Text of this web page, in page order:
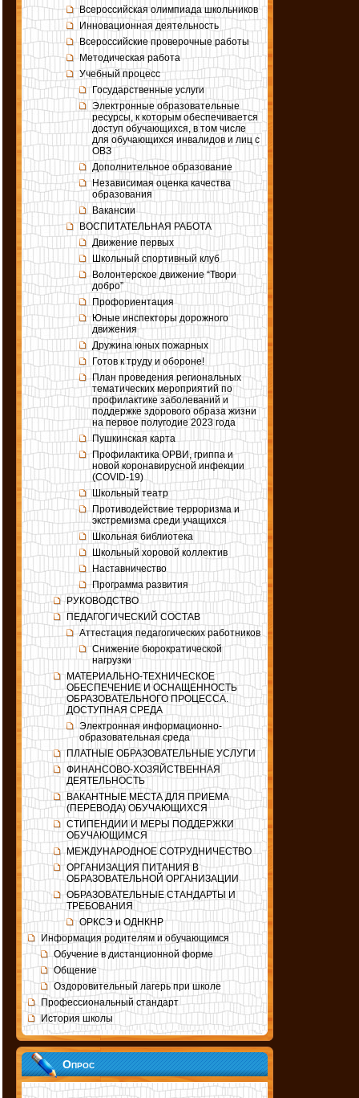
Всероссийская олимпиада школьников
Инновационная деятельность
Всероссийские проверочные работы
Методическая работа
Учебный процесс
Государственные услуги
Электронные образовательные
ресурсы, к которым обеспечивается
доступ обучающихся, в том числе
для обучающихся инвалидов и лиц с
ОВЗ
Дополнительное образование
Независимая оценка качества
образования
Вакансии
ВОСПИТАТЕЛЬНАЯ РАБОТА
Движение первых
Школьный спортивный клуб
Волонтерское движение “Твори
добро”
Профориентация
Юные инспекторы дорожного
движения
Дружина юных пожарных
Готов к труду и обороне!
План проведения региональных
тематических мероприятий по
профилактике заболеваний и
поддержке здорового образа жизни
на первое полугодие 2023 года
Пушкинская карта
Профилактика ОРВИ, гриппа и
новой коронавирусной инфекции
(COVID-19)
Школьный театр
Противодействие терроризма и
экстремизма среди учащихся
Школьная библиотека
Школьный хоровой коллектив
Наставничество
Программа развития
РУКОВОДСТВО
ПЕДАГОГИЧЕСКИЙ СОСТАВ
Аттестация педагогических работников
Снижение бюрократической
нагрузки
МАТЕРИАЛЬНО-ТЕХНИЧЕСКОЕ
ОБЕСПЕЧЕНИЕ И ОСНАЩЕННОСТЬ
ОБРАЗОВАТЕЛЬНОГО ПРОЦЕССА.
ДОСТУПНАЯ СРЕДА
Электронная информационно-
образовательная среда
ПЛАТНЫЕ ОБРАЗОВАТЕЛЬНЫЕ УСЛУГИ
ФИНАНСОВО-ХОЗЯЙСТВЕННАЯ
ДЕЯТЕЛЬНОСТЬ
ВАКАНТНЫЕ МЕСТА ДЛЯ ПРИЕМА
(ПЕРЕВОДА) ОБУЧАЮЩИХСЯ
СТИПЕНДИИ И МЕРЫ ПОДДЕРЖКИ
ОБУЧАЮЩИМСЯ
МЕЖДУНАРОДНОЕ СОТРУДНИЧЕСТВО
ОРГАНИЗАЦИЯ ПИТАНИЯ В
ОБРАЗОВАТЕЛЬНОЙ ОРГАНИЗАЦИИ
ОБРАЗОВАТЕЛЬНЫЕ СТАНДАРТЫ И
ТРЕБОВАНИЯ
ОРКСЭ и ОДНКНР
Информация родителям и обучающимся
Обучение в дистанционной форме
Общение
Оздоровительный лагерь при школе
Профессиональный стандарт
История школы
Опрос